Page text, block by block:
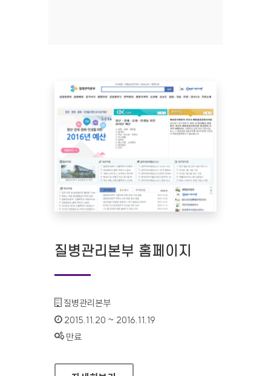
질병관리본부 홈페이지
기관명 :
질병관리본부
인증기간 :
2015.11.20 ~ 2016.11.19
상태 :
만료